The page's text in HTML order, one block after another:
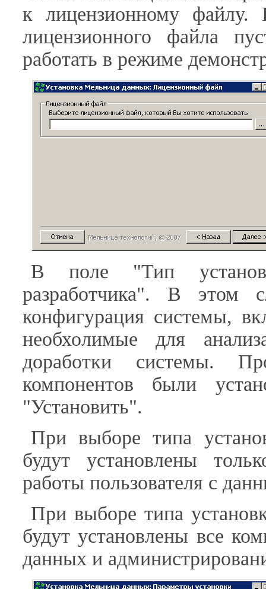
к лицензионному файлу.
лицензионного файла
работать в режиме
В поле "Тип
разработчика". В этом
конфигурация системы,
необхолимые для
доработки системы.
компонентов были
"Установить".
При выборе типа
будут установлены
работы пользователя с
При выборе типа
будут установлены все
данных и